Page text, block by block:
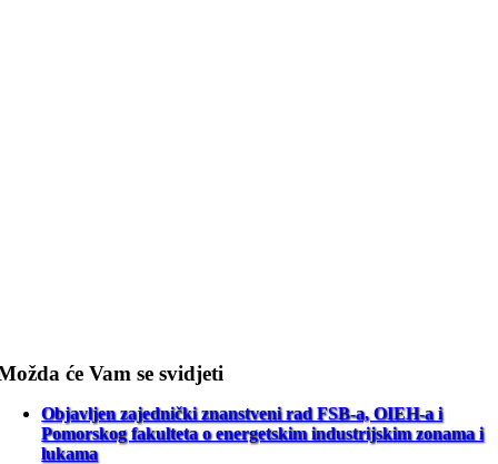
će Vam se svidjeti
Objavljen zajednički znanstveni rad FSB-a, OIEH-a i
Pomorskog fakulteta o energetskim industrijskim zonama i
lukama